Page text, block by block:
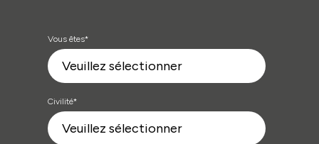
Vous êtes*
Civilité*